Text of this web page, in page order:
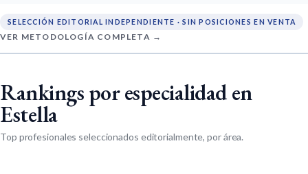
SELECCIÓN EDITORIAL INDEPENDIENTE · SIN POSICIONES EN VENTA
VER METODOLOGÍA COMPLETA →
Rankings por especialidad en
Estella
Top profesionales seleccionados editorialmente, por área.